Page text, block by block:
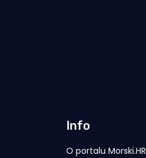
Info
O portalu Morski.HR